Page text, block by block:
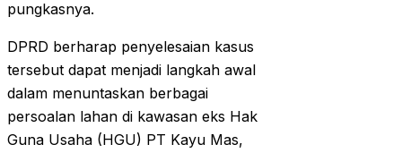
pungkasnya.
DPRD berharap penyelesaian kasus
tersebut dapat menjadi langkah awal
dalam menuntaskan berbagai
persoalan lahan di kawasan eks Hak
Guna Usaha (HGU) PT Kayu Mas,